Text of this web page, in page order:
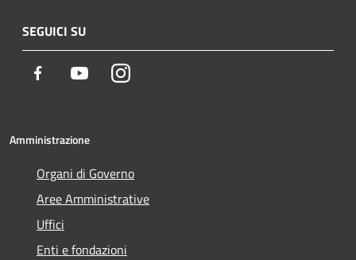
SEGUICI SU
Facebook YoutubeInstagram
Amministrazione
Organi di Governo
Aree Amministrative
Uffici
Enti e fondazioni